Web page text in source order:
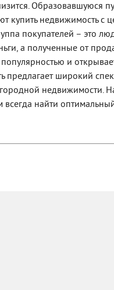
Образовавшуюся
купить недвижимость с
покупателей – это
а полученные от
и
широкий
недвижимости.
всегда найти